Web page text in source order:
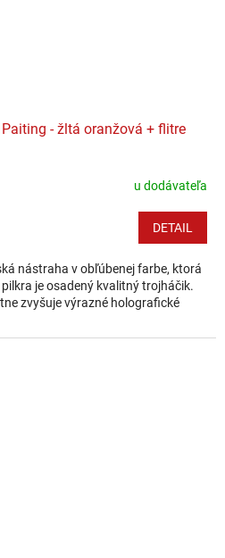
- žltá oranžová + flitre
u dodávateľa
DETAIL
nástraha v obľúbenej farbe, ktorá
je osadený kvalitný trojháčik.
zvyšuje výrazné holografické